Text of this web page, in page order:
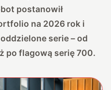
postanowił
na 2026 rok i
serie – od
po flagową serię 700.